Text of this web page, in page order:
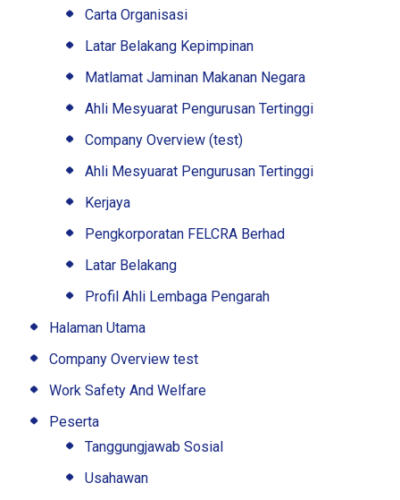
Carta Organisasi
Latar Belakang Kepimpinan
Matlamat Jaminan Makanan Negara
Ahli Mesyuarat Pengurusan Tertinggi
Company Overview (test)
Ahli Mesyuarat Pengurusan Tertinggi
Kerjaya
Pengkorporatan FELCRA Berhad
Latar Belakang
Profil Ahli Lembaga Pengarah
Halaman Utama
Company Overview test
Work Safety And Welfare
Peserta
Tanggungjawab Sosial
Usahawan